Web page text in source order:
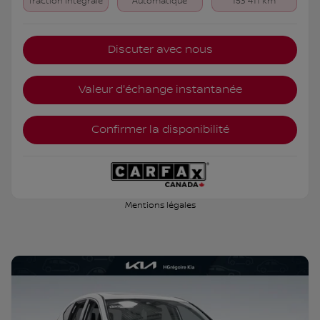
Discuter avec nous
Valeur d'échange instantanée
Confirmer la disponibilité
Mentions légales